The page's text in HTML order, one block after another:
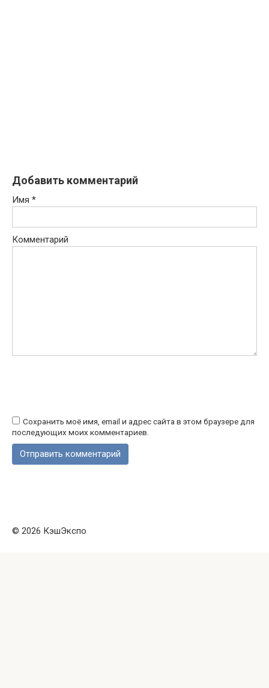
Добавить комментарий
Имя *
Комментарий
Сохранить моё имя, email и адрес сайта в этом браузере для
последующих моих комментариев.
© 2026 КэшЭкспо